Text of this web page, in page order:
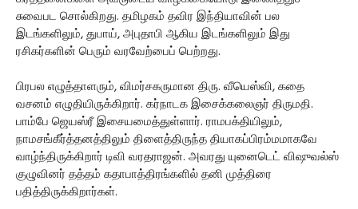
சுவைபட சொல்கிறது. தமிழகம் தவிர இந்தியாவின் பல
இடங்களிலும், துபாய், அபுதாபி ஆகிய இடங்களிலும் இது
ரசிகர்களின் பெரும் வரவேற்பைப் பெற்றது.
பிரபல எழுத்தாளரும், விமர்சகருமான திரு. வீயெஸ்வி, கதை
வசனம் எழுதியிருக்கிறார். கர்நாடக இசைக்கலைஞர் திருமதி.
பாம்பே ஜெயஸ்ரீ இசையமைத்துள்ளார். ராமபக்தியிலும்,
நாமசங்கீர்த்தனத்திலும் திளைத்திருந்த தியாகப்பிரம்மமாகவே
வாழ்ந்திருக்கிறார் டிவி வரதராஜன். அவரது யுனைடெட் விஷுவல்ஸ்
குழுவினர் தத்தம் கதாபாத்திரங்களில் தனி முத்திரை
பதித்திருக்கிறார்கள்.